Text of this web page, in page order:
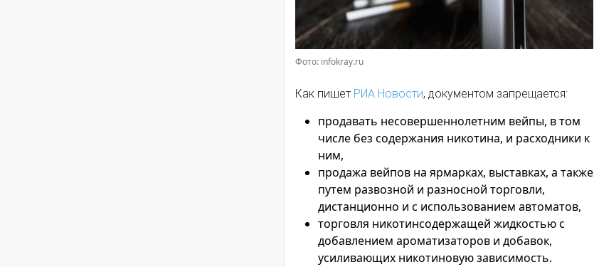
Фото: infokray.ru
Как пишет РИА Новости, документом запрещается:
продавать несовершеннолетним вейпы, в том
числе без содержания никотина, и расходники к
ним,
продажа вейпов на ярмарках, выставках, а также
путем развозной и разносной торговли,
дистанционно и с использованием автоматов,
торговля никотинсодержащей жидкостью с
добавлением ароматизаторов и добавок,
усиливающих никотиновую зависимость.